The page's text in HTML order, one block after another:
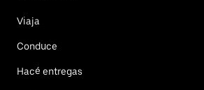
Viaja
Conduce
Hacé entregas